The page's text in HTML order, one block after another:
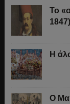
Το
1847)
Η
Ο